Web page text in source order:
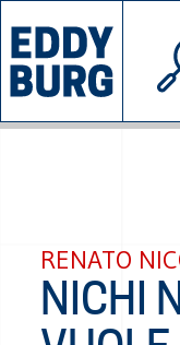
INIZIATIVE
RENATO
NICHI